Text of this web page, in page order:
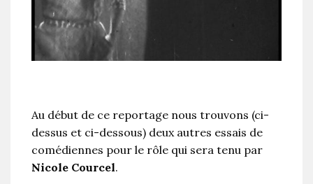
Au début de ce reportage nous trouvons (ci-
dessus et ci-dessous) deux autres essais de
comédiennes pour le rôle qui sera tenu par
Nicole Courcel.